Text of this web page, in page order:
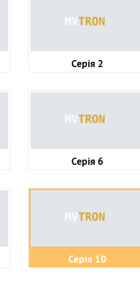
Серія 2
Серія 6
Серія 10